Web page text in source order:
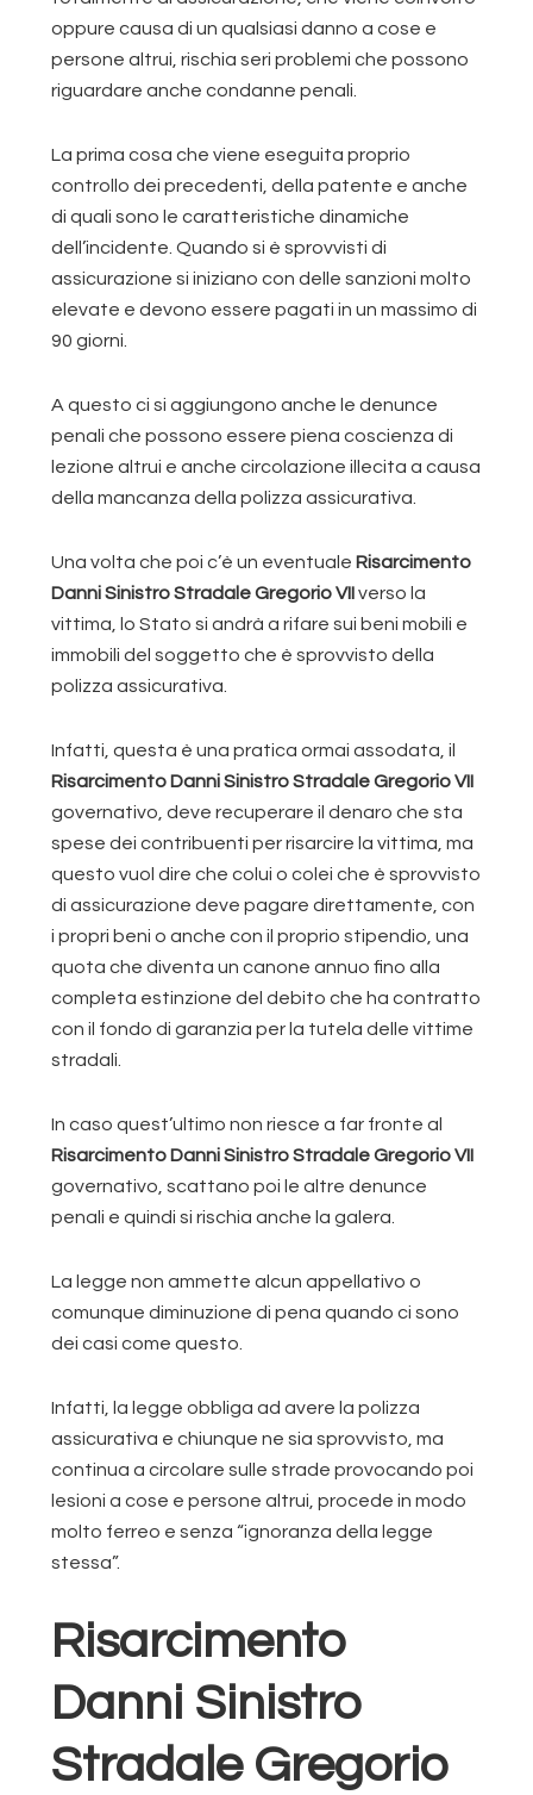
oppure causa di un qualsiasi danno a cose e
persone altrui, rischia seri problemi che possono
riguardare anche condanne penali.
La prima cosa che viene eseguita proprio
controllo dei precedenti, della patente e anche
di quali sono le caratteristiche dinamiche
dell’incidente. Quando si è sprovvisti di
assicurazione si iniziano con delle sanzioni molto
elevate e devono essere pagati in un massimo di
90 giorni.
A questo ci si aggiungono anche le denunce
penali che possono essere piena coscienza di
lezione altrui e anche circolazione illecita a causa
della mancanza della polizza assicurativa.
Una volta che poi c’è un eventuale Risarcimento
Danni Sinistro Stradale Gregorio VIIverso la
vittima, lo Stato si andrà a rifare sui beni mobili e
immobili del soggetto che è sprovvisto della
polizza assicurativa.
Infatti, questa è una pratica ormai assodata, il
Risarcimento Danni Sinistro Stradale Gregorio VII
governativo, deve recuperare il denaro che sta
spese dei contribuenti per risarcire la vittima, ma
questo vuol dire che colui o colei che è sprovvisto
di assicurazione deve pagare direttamente, con
i propri beni o anche con il proprio stipendio, una
quota che diventa un canone annuo fino alla
completa estinzione del debito che ha contratto
con il fondo di garanzia per la tutela delle vittime
stradali.
In caso quest’ultimo non riesce a far fronte al
Risarcimento Danni Sinistro Stradale Gregorio VII
governativo, scattano poi le altre denunce
penali e quindi si rischia anche la galera.
La legge non ammette alcun appellativo o
comunque diminuzione di pena quando ci sono
dei casi come questo.
Infatti, la legge obbliga ad avere la polizza
assicurativa e chiunque ne sia sprovvisto, ma
continua a circolare sulle strade provocando poi
lesioni a cose e persone altrui, procede in modo
molto ferreo e senza “ignoranza della legge
stessa”.
Risarcimento
Danni Sinistro
Stradale Gregorio